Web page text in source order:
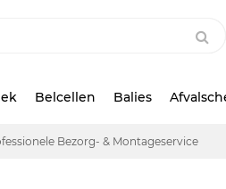
Belcellen Balies
Bezorg- & Montageservice